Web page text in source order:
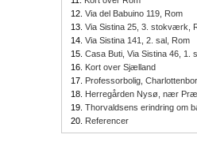
12. Via del Babuino 119, Rom
13. Via Sistina 25, 3. stokværk,
14. Via Sistina 141, 2. sal, Rom
15. Casa Buti, Via Sistina 46, 1.
16. Kort over Sjælland
17. Professorbolig,
18. Herregården Nysø, nær
19. Thorvaldsens erindring om
20. Referencer